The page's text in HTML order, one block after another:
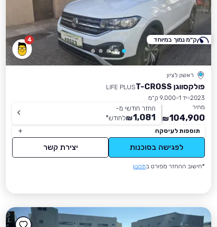
4
ראשון לציון
פולקסווגן T-CROSS
LIFE PLUS
2023 יד 1
9,000 ק״מ
מחיר
104,900
₪
החזר חודשי מ-
1,081
₪לחודש*
תוספות לעיסקה
לפגישה בסוכנות יצירת קשר
*חישוב ההחזר מפורט בתקנון
ק״מ נמוך במיוחד